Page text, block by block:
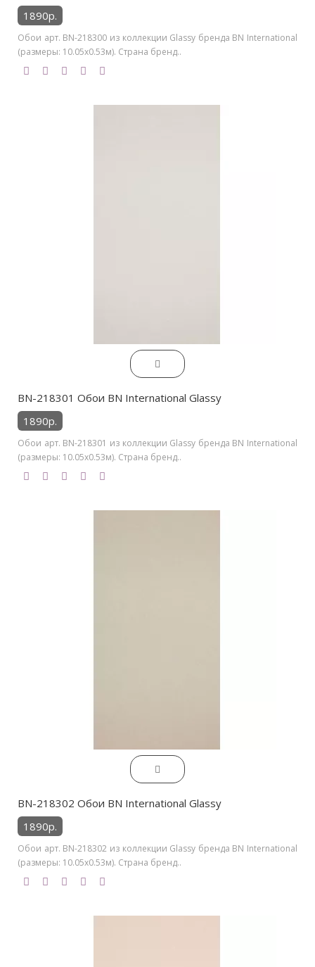
1890р.
Обои арт. BN-218300 из коллекции Glassy бренда BN International
(размеры: 10.05х0.53м). Страна бренд..
BN-218301 Обои BN International Glassy
1890р.
Обои арт. BN-218301 из коллекции Glassy бренда BN International
(размеры: 10.05х0.53м). Страна бренд..
BN-218302 Обои BN International Glassy
1890р.
Обои арт. BN-218302 из коллекции Glassy бренда BN International
(размеры: 10.05х0.53м). Страна бренд..